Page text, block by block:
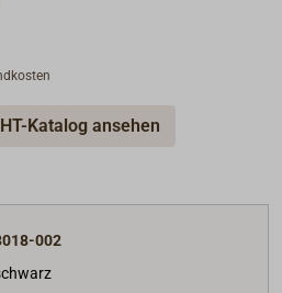
Katalog ansehen
002